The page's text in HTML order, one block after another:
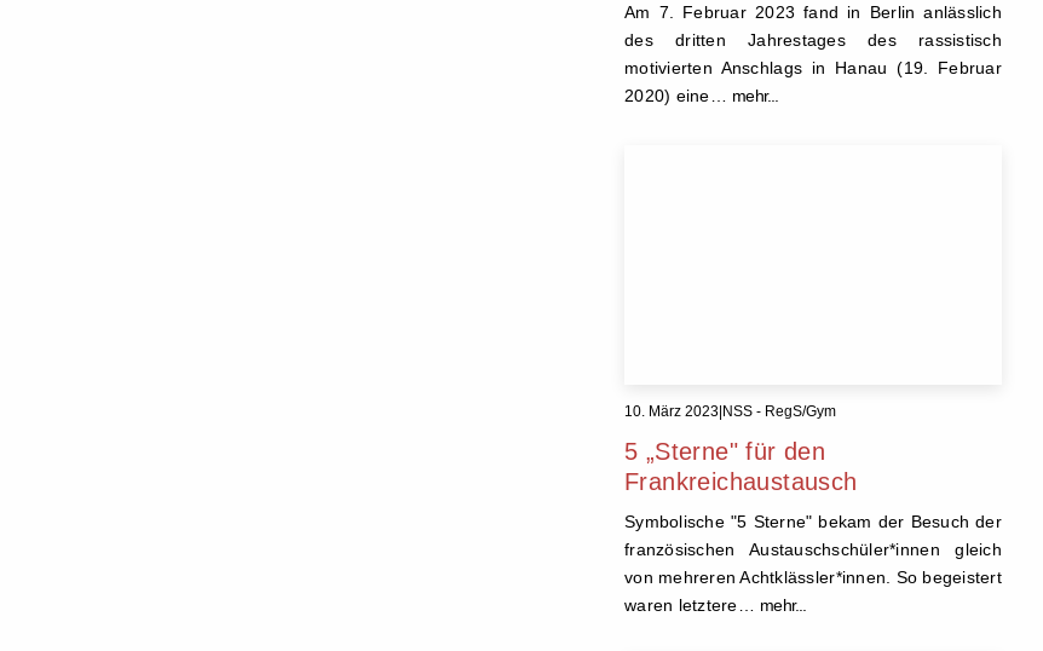
Am 7. Februar 2023 fand in Berlin anlässlich
des dritten Jahrestages des rassistisch
motivierten Anschlags in Hanau (19. Februar
2020) eine… mehr...
10. März 2023 NSS - RegS/Gym
5 „Sterne" für den
Frankreichaustausch
Symbolische "5 Sterne" bekam der Besuch der
französischen Austauschschüler*innen gleich
von mehreren Achtklässler*innen. So begeistert
waren letztere… mehr...